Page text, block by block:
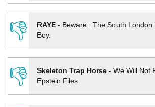
👎
RAYE- Beware.. The South London
Boy.
👎 Skeleton Trap Horse- We Will Not
Epstein Files